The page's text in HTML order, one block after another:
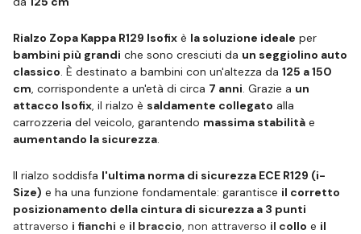
Rialzo Zopa Kappa R129 Isofix è la soluzione ideale per
bambini più grandi che sono cresciuti da un seggiolino auto
classico. È destinato a bambini con un'altezza da 125 a 150
cm, corrispondente a un'età di circa 7 anni. Grazie a un
attacco Isofix, il rialzo è saldamente collegato alla
carrozzeria del veicolo, garantendo massima stabilità e
aumentando la sicurezza.
Il rialzo soddisfa l'ultima norma di sicurezza ECE R129 (i-
Size) e ha una funzione fondamentale: garantisce il corretto
posizionamento della cintura di sicurezza a 3 punti
attraverso i fianchi e il braccio, non attraverso il collo e il